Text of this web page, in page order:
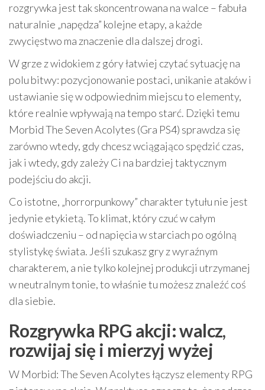
rozgrywka jest tak skoncentrowana na walce – fabuła
naturalnie „napędza” kolejne etapy, a każde
zwycięstwo ma znaczenie dla dalszej drogi.
W grze z widokiem z góry łatwiej czytać sytuację na
polu bitwy: pozycjonowanie postaci, unikanie ataków i
ustawianie się w odpowiednim miejscu to elementy,
które realnie wpływają na tempo starć. Dzięki temu
Morbid The Seven Acolytes (Gra PS4) sprawdza się
zarówno wtedy, gdy chcesz wciągająco spędzić czas,
jak i wtedy, gdy zależy Ci na bardziej taktycznym
podejściu do akcji.
Co istotne, „horrorpunkowy” charakter tytułu nie jest
jedynie etykietą. To klimat, który czuć w całym
doświadczeniu – od napięcia w starciach po ogólną
stylistykę świata. Jeśli szukasz gry z wyraźnym
charakterem, a nie tylko kolejnej produkcji utrzymanej
w neutralnym tonie, to właśnie tu możesz znaleźć coś
dla siebie.
Rozgrywka RPG akcji: walcz,
rozwijaj się i mierzyj wyżej
W Morbid: The Seven Acolytes łączysz elementy RPG